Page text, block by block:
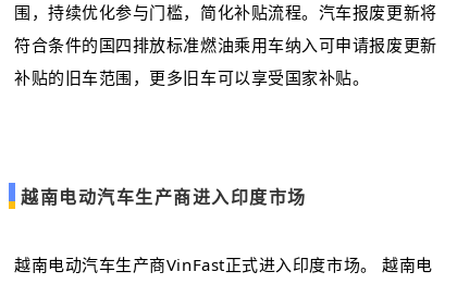
围，持续优化参与门槛，简化补贴流程。汽车报废更新将
符合条件的国四排放标准燃油乘用车纳入可申请报废更新
补贴的旧车范围，更多旧车可以享受国家补贴。
越南电动汽车生产商进入印度市场
越南电动汽车生产商VinFast正式进入印度市场。 越南电